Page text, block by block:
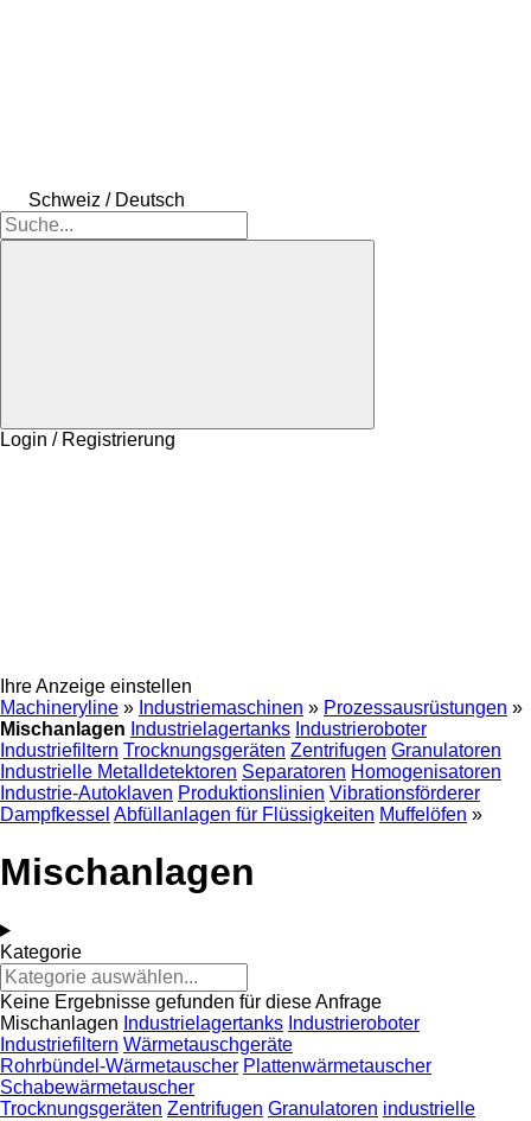
Schweiz / Deutsch
Login / Registrierung
Ihre Anzeige einstellen
Machineryline » Industriemaschinen » Prozessausrüstungen »
Mischanlagen Industrielagertanks Industrieroboter
Industriefiltern Trocknungsgeräten Zentrifugen Granulatoren
Industrielle Metalldetektoren Separatoren Homogenisatoren
Industrie-Autoklaven Produktionslinien Vibrationsförderer
Dampfkessel Abfüllanlagen für Flüssigkeiten Muffelöfen »
Mischanlagen
Kategorie
Keine Ergebnisse gefunden für diese Anfrage
Mischanlagen Industrielagertanks Industrieroboter
Industriefiltern Wärmetauschgeräte
Rohrbündel-Wärmetauscher Plattenwärmetauscher
Schabewärmetauscher
Trocknungsgeräten Zentrifugen Granulatoren industrielle